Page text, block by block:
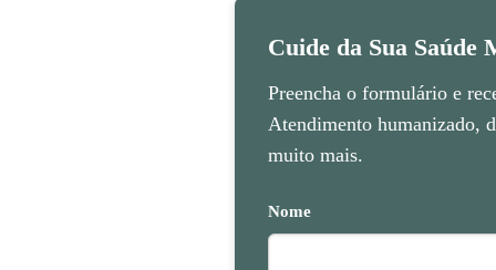
Cuide da Sua Saúde
Preencha o formulário e
Atendimento humanizado,
muito mais.
Nome